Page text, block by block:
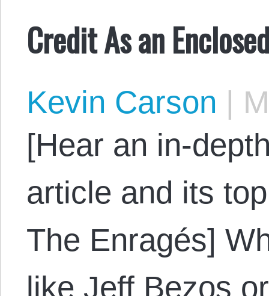
Credit As an
Kevin Carson |
[Hear an in-
article and its
The Enragés]
like Jeff Bezos